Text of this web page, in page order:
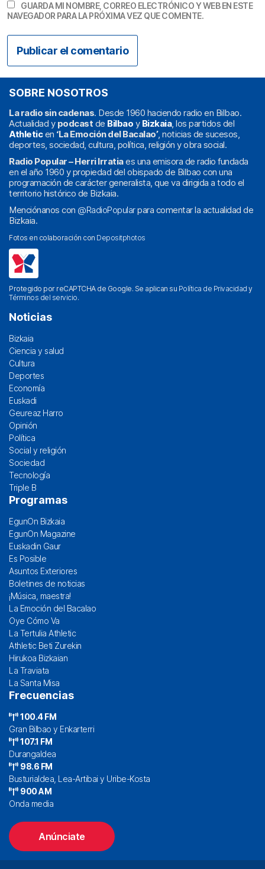
GUARDA MI NOMBRE, CORREO ELECTRÓNICO Y WEB EN ESTE
NAVEGADOR PARA LA PRÓXIMA VEZ QUE COMENTE.
SOBRE NOSOTROS
La radio sin cadenas. Desde 1960 haciendo radio en Bilbao.
Actualidad y podcast de Bilbao y Bizkaia, los partidos del
Athleticen ‘La Emoción del Bacalao’, noticias de sucesos,
deportes, sociedad, cultura, política, religión y obra social.
Radio Popular – Herri Irratiaes una emisora de radio fundada
en el año 1960 y propiedad del obispado de Bilbao con una
programación de carácter generalista, que va dirigida a todo el
territorio histórico de Bizkaia.
Menciónanos con @RadioPopularpara comentar la actualidad de
Bizkaia.
Fotos en colaboración con Depositphotos
Protegido por reCAPTCHA de Google. Se aplican su Política de Privacidad y
Términos del servicio.
Noticias
Bizkaia
Ciencia y salud
Cultura
Deportes
Economía
Euskadi
Geureaz Harro
Opinión
Política
Social y religión
Sociedad
Tecnología
Triple B
Programas
EgunOn Bizkaia
EgunOn Magazine
Euskadin Gaur
Es Posible
Asuntos Exteriores
Boletines de noticias
¡Música, maestra!
La Emoción del Bacalao
Oye Cómo Va
La Tertulia Athletic
Athletic Beti Zurekin
Hirukoa Bizkaian
La Traviata
La Santa Misa
Frecuencias
100.4 FM
Gran Bilbao y Enkarterri
107.1 FM
Durangaldea
98.6 FM
Busturialdea, Lea-Artibai y Uribe-Kosta
900 AM
Onda media
Anúnciate